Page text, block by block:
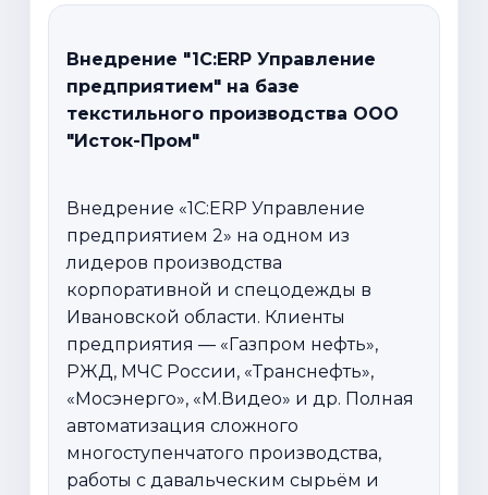
Внедрение "1С:ERP Управление
предприятием" на базе
текстильного производства ООО
"Исток-Пром"
Внедрение «1С:ERP Управление
предприятием 2» на одном из
лидеров производства
корпоративной и спецодежды в
Ивановской области. Клиенты
предприятия — «Газпром нефть»,
РЖД, МЧС России, «Транснефть»,
«Мосэнерго», «М.Видео» и др. Полная
автоматизация сложного
многоступенчатого производства,
работы с давальческим сырьём и